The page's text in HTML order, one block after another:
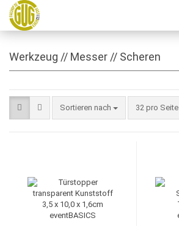
Werkzeug // Messer // Scheren
Sortieren nach 32 pro Seite